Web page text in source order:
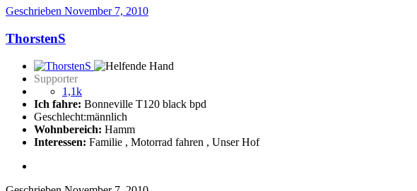
Geschrieben November 7, 2010
ThorstenS
Supporter
1,1k
Ich fahre: Bonneville T120 black bpd
Geschlecht:männlich
Wohnbereich: Hamm
Interessen: Familie , Motorrad fahren , Unser Hof